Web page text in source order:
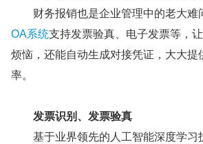
财务报销也是企业管理中的老大难
OA系统支持发票验真、电子发票等，
烦恼，还能自动生成对接凭证，大大提
率。
发票识别、发票验真
基于业界领先的人工智能深度学习